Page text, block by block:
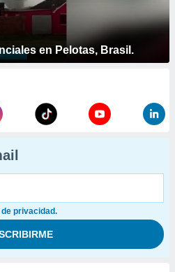
en Pelotas, Brasil.
privacidad.